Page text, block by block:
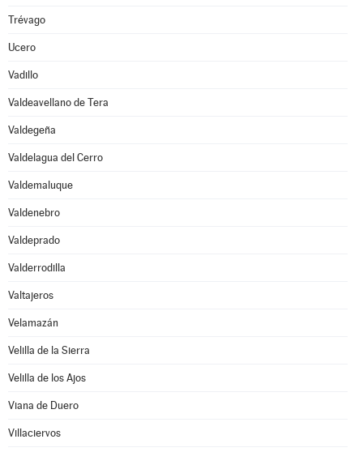
Trévago
Ucero
Vadillo
Valdeavellano de Tera
Valdegeña
Valdelagua del Cerro
Valdemaluque
Valdenebro
Valdeprado
Valderrodilla
Valtajeros
Velamazán
Velilla de la Sierra
Velilla de los Ajos
Viana de Duero
Villaciervos